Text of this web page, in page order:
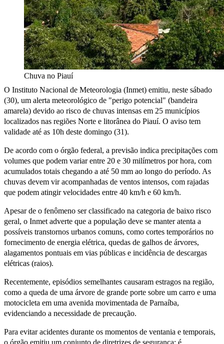
Chuva no Piauí
O Instituto Nacional de Meteorologia (Inmet) emitiu, neste sábado
(30), um alerta meteorológico de "perigo potencial" (bandeira
amarela) devido ao risco de chuvas intensas em 25 municípios
localizados nas regiões Norte e litorânea do Piauí. O aviso tem
validade até as 10h deste domingo (31).
De acordo com o órgão federal, a previsão indica precipitações com
volumes que podem variar entre 20 e 30 milímetros por hora, com
acumulados totais chegando a até 50 mm ao longo do período. As
chuvas devem vir acompanhadas de ventos intensos, com rajadas
que podem atingir velocidades entre 40 km/h e 60 km/h.
Apesar de o fenômeno ser classificado na categoria de baixo risco
geral, o Inmet adverte que a população deve se manter atenta a
possíveis transtornos urbanos comuns, como cortes temporários no
fornecimento de energia elétrica, quedas de galhos de árvores,
alagamentos pontuais em vias públicas e incidência de descargas
elétricas (raios).
Recentemente, episódios semelhantes causaram estragos na região,
como a queda de uma árvore de grande porte sobre um carro e uma
motocicleta em uma avenida movimentada de Parnaíba,
evidenciando a necessidade de precaução.
Para evitar acidentes durante os momentos de ventania e temporais,
o órgão emitiu um conjunto de diretrizes de segurança: é